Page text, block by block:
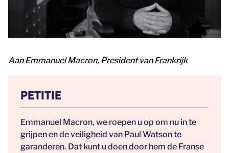
AanEmmanuel Macron, President van Frankrijk
PETITIE
Emmanuel Macron, we roepen u op om nu in te
grijpen en de veiligheid van Paul Watson te
garanderen. Dat kunt u doen door hem de Franse